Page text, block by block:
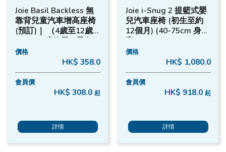
Joie Basil Backless 無
靠背兒童汽車增高座椅
(預訂)｜ （4歲至12歲)
(50-120磅使用) (黑色)
價格
HK$ 358.0
會員價
HK$ 308.0 起
詳情
Joie i-Snug 2 提籃式嬰
兒汽車座椅 (初生至約
12個月) (40-75cm 身
高)
價格
HK$ 1,080.0
會員價
HK$ 918.0 起
詳情